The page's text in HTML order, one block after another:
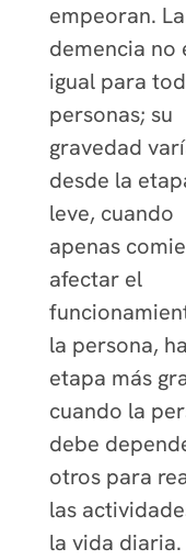
empeoran. La
demencia no
igual para
personas; su
gravedad
desde la
leve, cuando
apenas
afectar el
la persona,
etapa más
cuando la
debe
otros para
las
la vida diaria.